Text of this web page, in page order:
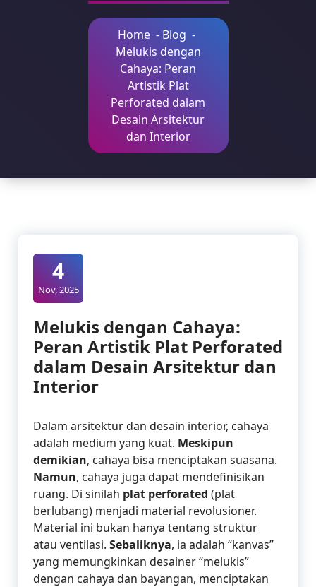
Home - Blog -
Melukis dengan
Cahaya: Peran
Artistik Plat
Perforated dalam
Desain Arsitektur
dan Interior
4
Nov, 2025
Melukis dengan Cahaya:
Peran Artistik Plat Perforated
dalam Desain Arsitektur dan
Interior
Dalam arsitektur dan desain interior, cahaya
adalah medium yang kuat. Meskipun
demikian, cahaya bisa menciptakan suasana.
Namun, cahaya juga dapat mendefinisikan
ruang. Di sinilah plat perforated (plat
berlubang) menjadi material revolusioner.
Material ini bukan hanya tentang struktur
atau ventilasi. Sebaliknya, ia adalah “kanvas”
yang memungkinkan desainer “melukis”
dengan cahaya dan bayangan, menciptakan